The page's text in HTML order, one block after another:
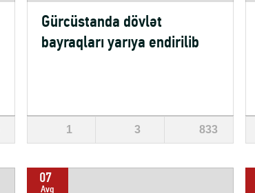
Gürcüstanda dövlət
bayraqları yarıya endirilib
1 3 833
07
Avq